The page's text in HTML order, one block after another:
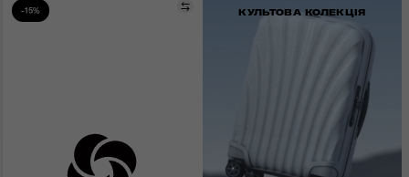
-15% ПорівнятиКУЛЬТОВА КОЛЕКЦІЯ